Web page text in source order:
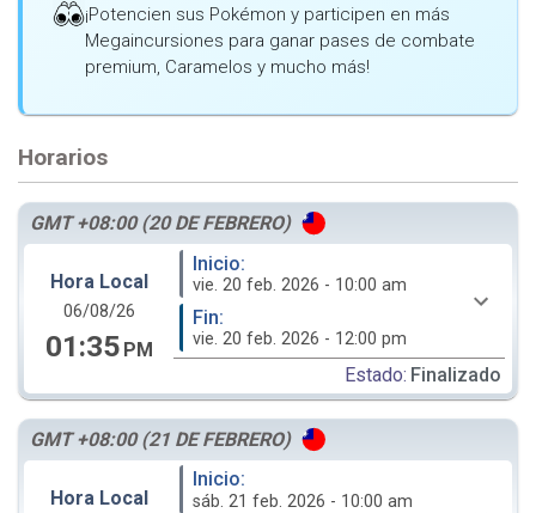
¡Potencien sus Pokémon y participen en más
Megaincursiones para ganar pases de combate
premium, Caramelos y mucho más!
Horarios
GMT +08:00 (20 DE FEBRERO)
Hora Local
06/08/26
01:35 PM
Inicio:
vie. 20 feb. 2026 - 10:00 am
Fin:
vie. 20 feb. 2026 - 12:00 pm
Estado: Finalizado
GMT +08:00 (21 DE FEBRERO)
Hora Local
Inicio:
sáb. 21 feb. 2026 - 10:00 am